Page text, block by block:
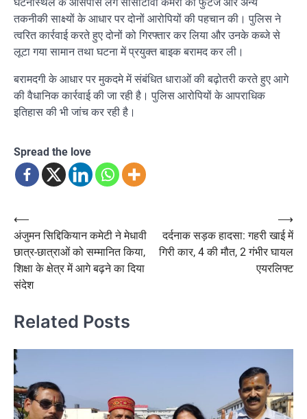
तकनीकी साक्ष्यों के आधार पर दोनों आरोपियों की पहचान की। पुलिस ने
त्वरित कार्रवाई करते हुए दोनों को गिरफ्तार कर लिया और उनके कब्जे से
लूटा गया सामान तथा घटना में प्रयुक्त बाइक बरामद कर ली।
बरामदगी के आधार पर मुकदमे में संबंधित धाराओं की बढ़ोतरी करते हुए आगे
की वैधानिक कार्रवाई की जा रही है। पुलिस आरोपियों के आपराधिक
इतिहास की भी जांच कर रही है।
Spread the love
Post
navigation
⟵
अंजुमन सिद्दिकियान कमेटी ने मेधावी
छात्र-छात्राओं को सम्मानित किया,
शिक्षा के क्षेत्र में आगे बढ़ने का दिया
संदेश
दर्दनाक सड़क हादसा: गहरी खाई में
गिरी कार, 4 की मौत, 2 गंभीर घायल
एयरलिफ्ट
⟶
Related Posts